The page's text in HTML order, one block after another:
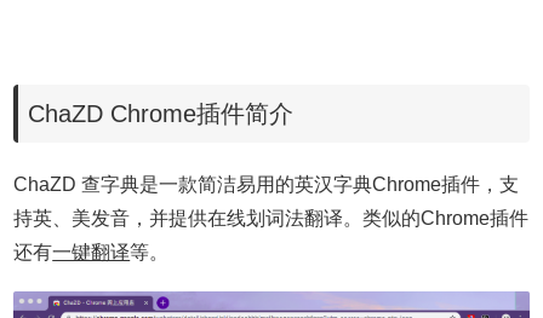
ChaZD Chrome插件简介
ChaZD 查字典是一款简洁易用的英汉字典Chrome插件，支
持英、美发音，并提供在线划词法翻译。类似的Chrome插件
还有一键翻译等。